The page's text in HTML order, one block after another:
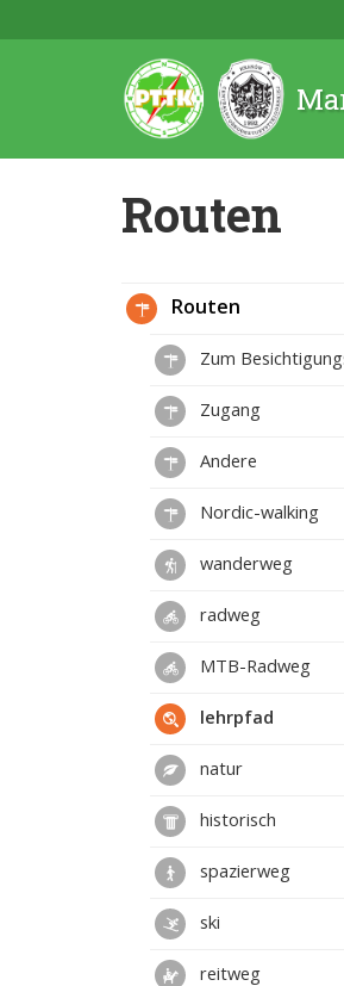
Routen
Routen
Zum
Zugang
Andere
Nordic-walking
wanderweg
radweg
MTB-Radweg
lehrpfad
natur
historisch
spazierweg
ski
reitweg